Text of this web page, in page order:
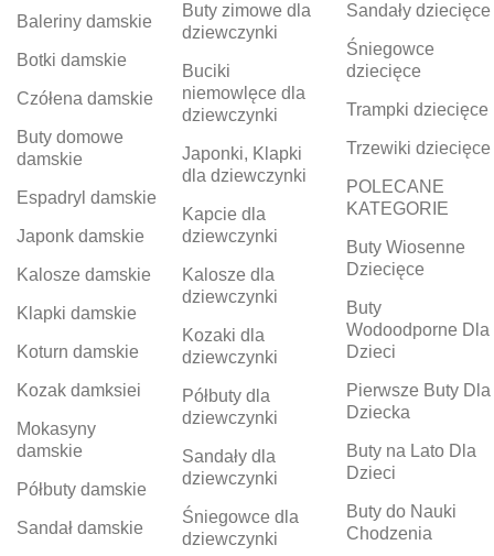
Baleriny damskie
Botki damskie
Czółena damskie
Buty domowe
damskie
Espadryl damskie
Japonk damskie
Kalosze damskie
Klapki damskie
Koturn damskie
Kozak damksiei
Mokasyny
damskie
Półbuty damskie
Sandał damskie
Buty zimowe dla
dziewczynki
Buciki
niemowlęce dla
dziewczynki
Japonki, Klapki
dla dziewczynki
Kapcie dla
dziewczynki
Kalosze dla
dziewczynki
Kozaki dla
dziewczynki
Półbuty dla
dziewczynki
Sandały dla
dziewczynki
Śniegowce dla
dziewczynki
Sandały dziecięce
Śniegowce
dziecięce
Trampki dziecięce
Trzewiki dziecięce
POLECANE
KATEGORIE
Buty Wiosenne
Dziecięce
Buty
Wodoodporne Dla
Dzieci
Pierwsze Buty Dla
Dziecka
Buty na Lato Dla
Dzieci
Buty do Nauki
Chodzenia